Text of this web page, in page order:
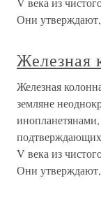
Они утверждают,
Железная
Железная
земляне
V века из
Они утверждают,